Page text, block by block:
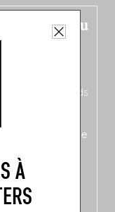
À
est sorti du
soit l’inverse ?),
qui met les pieds
un palmarès de